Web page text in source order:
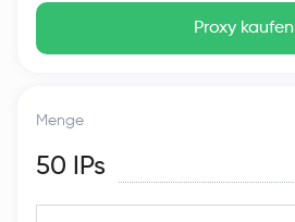
Proxy kaufen
Menge
50 IPs